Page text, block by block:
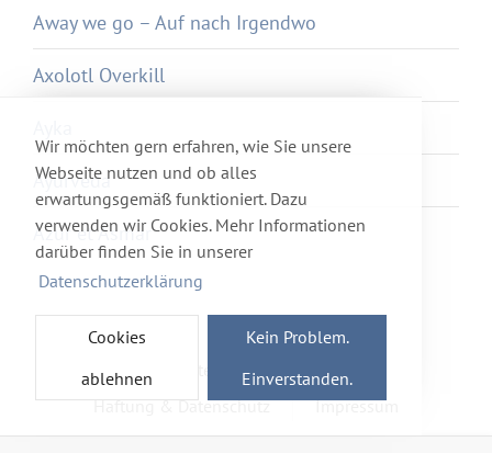
Wir möchten gern erfahren, wie Sie unsere
Webseite nutzen und ob alles
erwartungsgemäß funktioniert. Dazu
verwenden wir Cookies. Mehr Informationen
darüber finden Sie in unserer
Datenschutzerklärung
Cookies
ablehnen
Kein Problem.
Einverstanden.
Away we go – Auf nach Irgendwo
Axolotl Overkill
Ayurveda
Azur et Asmar
Förderverein
Haftung & Datenschutz
Impressum